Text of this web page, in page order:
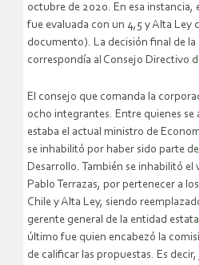
octubre de 2020. En esa instancia,
fue evaluada con un 4,5 y Alta Ley
documento). La decisión final de
correspondía al Consejo Directivo
El consejo que comanda la
ocho integrantes. Entre quienes
estaba el actual ministro de
se inhabilitó por haber sido parte
Desarrollo. También se inhabilitó el
Pablo Terrazas, por pertenecer a
Chile y Alta Ley, siendo
gerente general de la entidad
último fue quien encabezó la
de calificar las propuestas. Es